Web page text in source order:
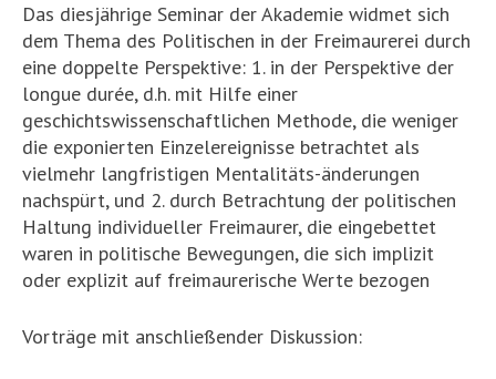
Das diesjährige Seminar der Akademie widmet sich
dem Thema des Politischen in der Freimaurerei durch
eine doppelte Perspektive: 1. in der Perspektive der
longue durée, d.h. mit Hilfe einer
geschichtswissenschaftlichen Methode, die weniger
die exponierten Einzelereignisse betrachtet als
vielmehr langfristigen Mentalitäts-änderungen
nachspürt, und 2. durch Betrachtung der politischen
Haltung individueller Freimaurer, die eingebettet
waren in politische Bewegungen, die sich implizit
oder explizit auf freimaurerische Werte bezogen
Vorträge mit anschließender Diskussion: